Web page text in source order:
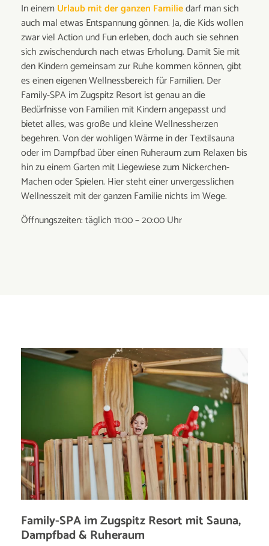
In einemUrlaub mit der ganzen Familiedarf man sich
auch mal etwas Entspannung gönnen. Ja, die Kids wollen
zwar viel Action und Fun erleben, doch auch sie sehnen
sich zwischendurch nach etwas Erholung. Damit Sie mit
den Kindern gemeinsam zur Ruhe kommen können, gibt
es einen eigenen Wellnessbereich für Familien. Der
Family-SPA im Zugspitz Resort ist genau an die
Bedürfnisse von Familien mit Kindern angepasst und
bietet alles, was große und kleine Wellnessherzen
begehren. Von der wohligen Wärme in der Textilsauna
oder im Dampfbad über einen Ruheraum zum Relaxen bis
hin zu einem Garten mit Liegewiese zum Nickerchen-
Machen oder Spielen. Hier steht einer unvergesslichen
Wellnesszeit mit der ganzen Familie nichts im Wege.
Öffnungszeiten: täglich 11:00 – 20:00 Uhr
Family-SPA im Zugspitz Resort mit Sauna,
Dampfbad & Ruheraum